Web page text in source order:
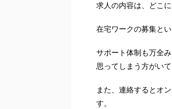
求人の内容は、どこ
在宅ワークの募集と
サポート体制も万全
思ってしまう方がい
また、連絡するとオ
す。